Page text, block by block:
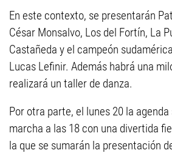
En este contexto, se presentarán
César Monsalvo, Los del Fortín, La
Castañeda y el campeón
Lucas Lefinir. Además habrá una
realizará un taller de danza.
Por otra parte, el lunes 20 la agenda
marcha a las 18 con una divertida
la que se sumarán la presentación